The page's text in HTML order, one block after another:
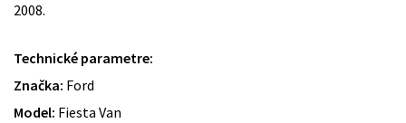
2008.
Technické parametre:
Značka: Ford
Model: Fiesta Van